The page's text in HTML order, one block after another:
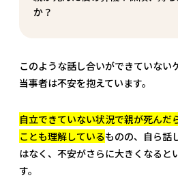
か？
このような話し合いができていない
当事者は不安を抱えています。
自立できていない状況で親が死んだ
ことも理解しているものの、自ら話
はなく、不安がさらに大きくなると
す。